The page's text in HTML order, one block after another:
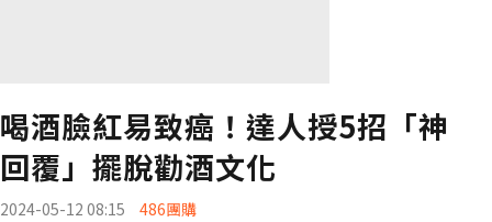
喝酒臉紅易致癌！達人授5招「神
回覆」擺脫勸酒文化
2024-05-12 08:15 486團購